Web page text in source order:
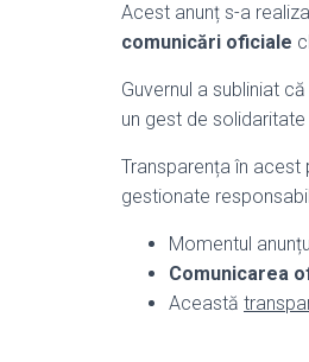
Acest anunț s-a
comunicări oficiale
Guvernul a subliniat
un gest de
Transparența în
gestionate
Momentul
Comunicarea
Această